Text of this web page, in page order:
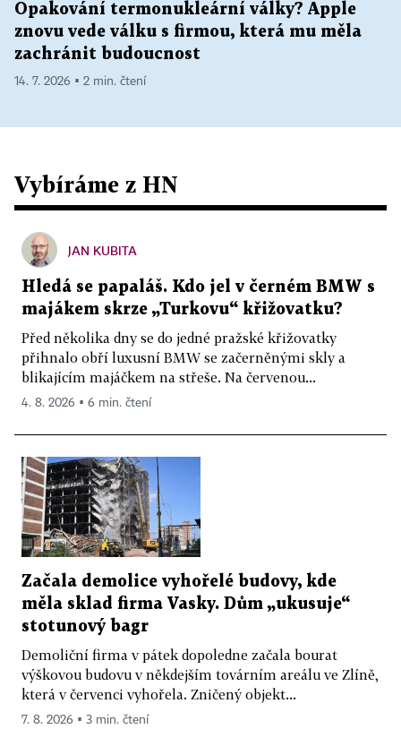
Opakování termonukleární války? Apple
znovu vede válku s firmou, která mu měla
zachránit budoucnost
14. 7. 2026 ▪ 2 min. čtení
Vybíráme z HN
JAN KUBITA
Hledá se papaláš. Kdo jel v černém BMW s
majákem skrze „Turkovu“ křižovatku?
Před několika dny se do jedné pražské křižovatky
přihnalo obří luxusní BMW se začerněnými skly a
blikajícím majáčkem na střeše. Na červenou...
4. 8. 2026 ▪ 6 min. čtení
Začala demolice vyhořelé budovy, kde
měla sklad firma Vasky. Dům „ukusuje“
stotunový bagr
Demoliční firma v pátek dopoledne začala bourat
výškovou budovu v někdejším továrním areálu ve Zlíně,
která v červenci vyhořela. Zničený objekt...
7. 8. 2026 ▪ 3 min. čtení